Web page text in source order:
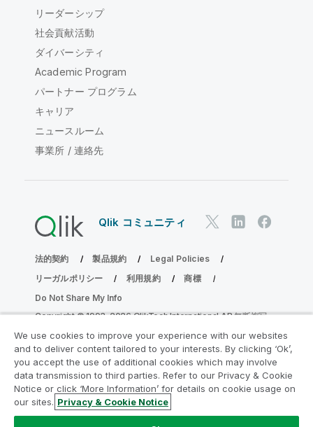
リーダーシップ
社会貢献活動
ダイバーシティ
Academic Program
パートナー プログラム
キャリア
ニュースルーム
事業所 / 連絡先
Qlik コミュニティ
法的契約 製品規約
Legal Policies
リーガルポリシー
利用規約
商標
Do Not Share My Info
Copyright © 1993-2026 QlikTech International AB.無断複写・
分析の近代化プログラムに参加する
分析最新化プログラムにより、重要な QlikView app を危険
にさらすことなく最新化しましょう。
We use cookies to improve your experience with our websites
and to deliver content tailored to your interests. By clicking ‘Ok’,
you accept the use of additional cookies which may involve
data transmission to third parties. Refer to our Privacy & Cookie
Notice or click ‘More Information’ for details on cookie usage on
our sites. Privacy & Cookie Notice